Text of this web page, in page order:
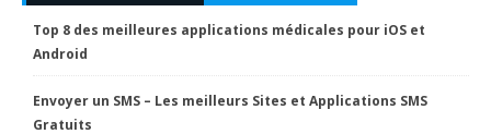
Top 8 des meilleures applications médicales pour iOS et
Android
Envoyer un SMS – Les meilleurs Sites et Applications SMS
Gratuits